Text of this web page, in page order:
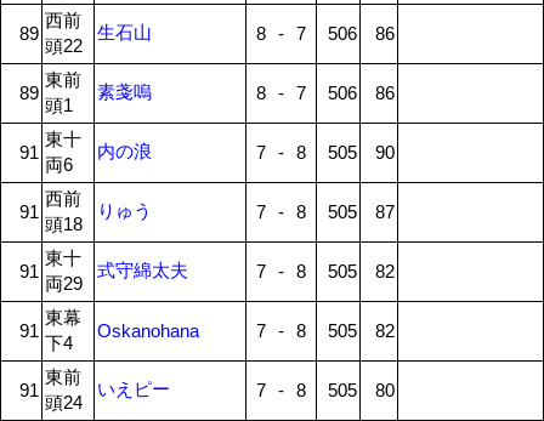
89
西前
頭22
生石山 8 - 7 506 86
89
東前
頭1
素戔嗚 8 - 7 506 86
91
東十
両6
内の浪 7 - 8 505 90
91
西前
頭18
りゅう 7 - 8 505 87
91
東十
両29
式守綿太夫 7 - 8 505 82
91
東幕
下4
Oskanohana 7 - 8 505 82
91
東前
頭24
いえピー 7 - 8 505 80